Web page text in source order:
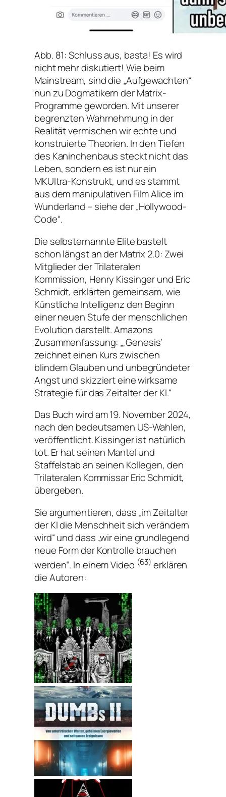
Abb. 81: Schluss aus, basta! Es wird
nicht mehr diskutiert! Wie beim
Mainstream, sind die „Aufgewachten“
nun zu Dogmatikern der Matrix-
Programme geworden. Mit unserer
begrenzten Wahrnehmung in der
Realität vermischen wir echte und
konstruierte Theorien. In den Tiefen
des Kaninchenbaus steckt nicht das
Leben, sondern es ist nur ein
MKUltra-Konstrukt, und es stammt
aus dem manipulativen FilmAlice im
Wunderland – siehe der „Hollywood-
Code“.
Die selbsternannte Elite bastelt
schon längst an der Matrix 2.0: Zwei
Mitglieder der Trilateralen
Kommission, Henry Kissinger und Eric
Schmidt, erklärten gemeinsam, wie
Künstliche Intelligenz den Beginn
einer neuen Stufe der menschlichen
Evolution darstellt. Amazons
Zusammenfassung: „‚Genesis‘
zeichnet einen Kurs zwischen
blindem Glauben und unbegründeter
Angst und skizziert eine wirksame
Strategie für das Zeitalter der KI.“
Das Buch wird am 19. November 2024,
nach den bedeutsamen US-Wahlen,
veröffentlicht. Kissinger ist natürlich
tot. Er hat seinen Mantel und
Staffelstab an seinen Kollegen, den
Trilateralen Kommissar Eric Schmidt,
übergeben.
Sie argumentieren, dass „im Zeitalter
der KI die Menschheit sich verändern
wird“und dass „wir eine grundlegend
neue Form der Kontrolle brauchen
werden“. In einem Video (63) erklären
die Autoren: